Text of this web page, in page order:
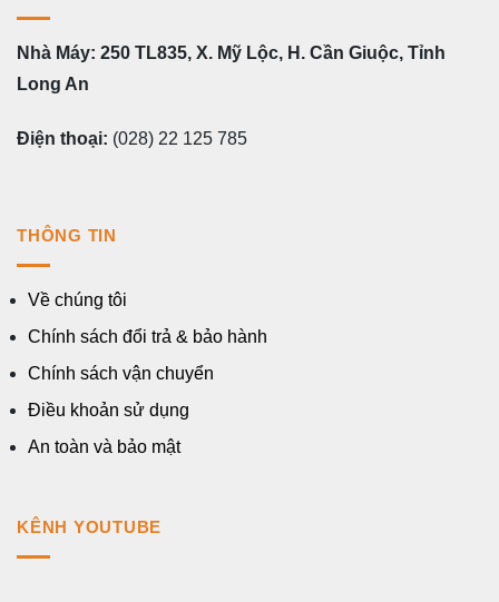
Nhà Máy: 250 TL835, X. Mỹ Lộc, H. Cần Giuộc, Tỉnh
Long An
Điện thoại: (028) 22 125 785
THÔNG TIN
Về chúng tôi
Chính sách đổi trả & bảo hành
Chính sách vận chuyển
Điều khoản sử dụng
An toàn và bảo mật
KÊNH YOUTUBE